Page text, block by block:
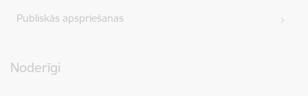
Publiskās apspriešanas
Noderīgi